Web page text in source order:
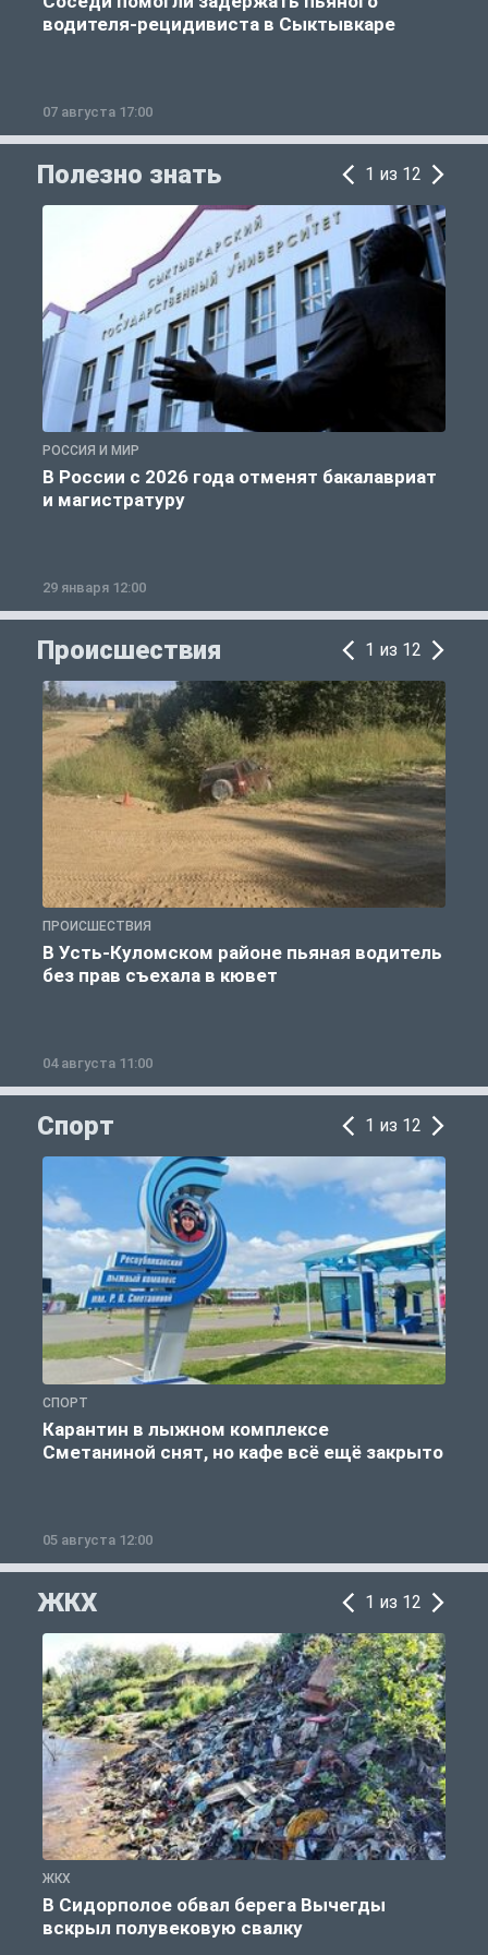
водителя-рецидивиста в Сыктывкаре
07 августа 17:00
Полезно знать 1 из 12
РОССИЯ И МИР
В России с 2026 года отменят бакалавриат
и магистратуру
29 января 12:00
Происшествия 1 из 12
ПРОИСШЕСТВИЯ
В Усть-Куломском районе пьяная водитель
без прав съехала в кювет
04 августа 11:00
Спорт 1 из 12
СПОРТ
Карантин в лыжном комплексе
Сметаниной снят, но кафе всё ещё закрыто
05 августа 12:00
ЖКХ 1 из 12
ЖКХ
В Сидорполое обвал берега Вычегды
вскрыл полувековую свалку